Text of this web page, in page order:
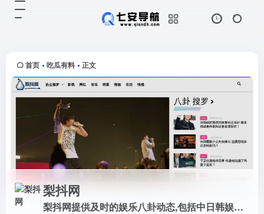
首页 • 吃瓜有料 • 正文
梨抖网
梨抖网提供及时的娱乐八卦动态,包括中日韩娱乐资讯、分享明星趣事、音乐、八卦、图片、写真、综艺、电影、电视、动漫等信息。
音乐、八卦、图片、写真、综艺、电
影、电视、动漫等信息。